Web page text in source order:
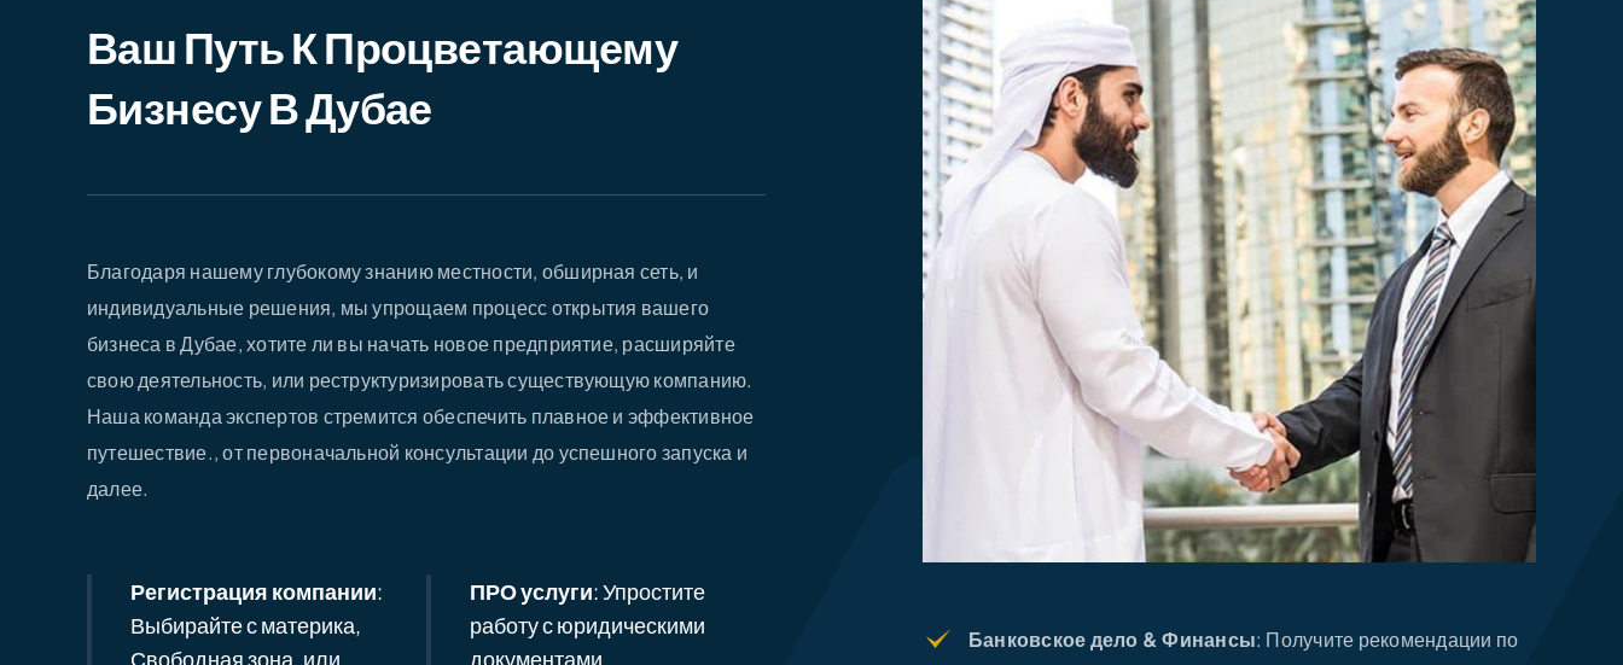
Ваш Путь К Процветающему
Бизнесу В Дубае
Благодаря нашему глубокому знанию местности, обширная сеть, и
индивидуальные решения, мы упрощаем процесс открытия вашего
бизнеса в Дубае, хотите ли вы начать новое предприятие, расширяйте
свою деятельность, или реструктуризировать существующую компанию.
Наша команда экспертов стремится обеспечить плавное и эффективное
путешествие., от первоначальной консультации до успешного запуска и
далее.
Регистрация компании:
Выбирайте с материка,
Свободная зона, или
ПРО услуги: Упростите
работу с юридическими
документами,
Банковское дело & Финансы: Получите рекомендации по